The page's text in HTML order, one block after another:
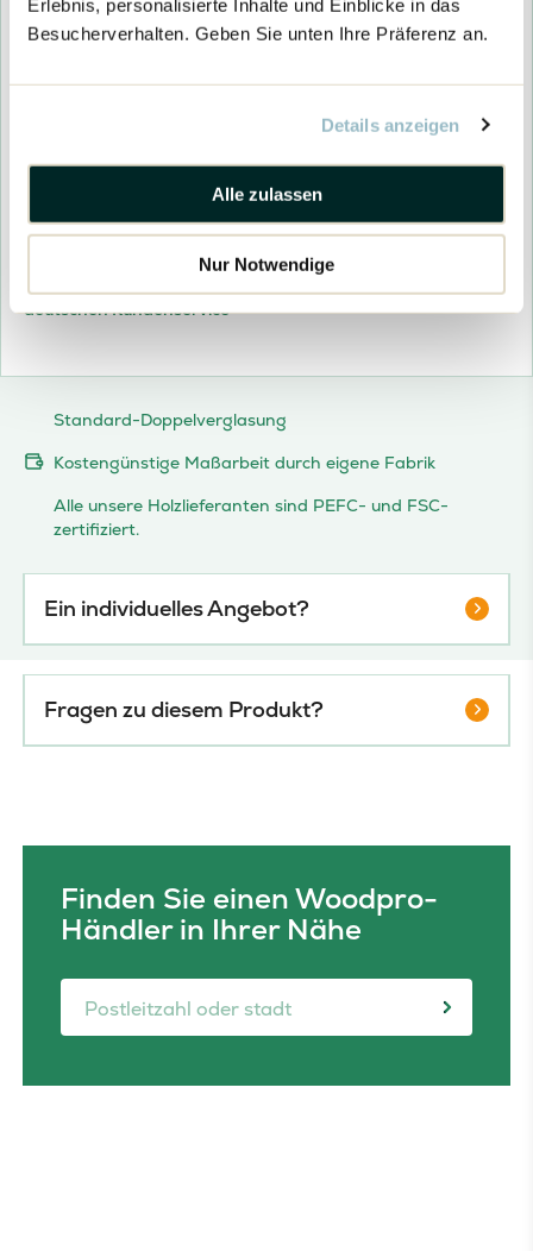
Erlebnis, personalisierte Inhalte und Einblicke in das
Besucherverhalten. Geben Sie unten Ihre Präferenz an.
Details anzeigen
Alle zulassen
Nur Notwendige
Kesseldruck Imprägnieren
Lieferung
Woodpro Lieferung
Unverbindliches Montageangebot
Blockhaus
Preisangebot anfragen
Der oben genannte Preis ist der Einstiegspreis. Die Kosten
für zusätzliche Optionen sind noch nicht berücksichtigt. Ein
deutschen Kundenservice
Standard-Doppelverglasung
Kostengünstige Maßarbeit durch eigene Fabrik
Alle unsere Holzlieferanten sind PEFC- und FSC-
zertifiziert.
Ein individuelles Angebot?
Fragen zu diesem Produkt?
Finden Sie einen Woodpro-
Händler in Ihrer Nähe